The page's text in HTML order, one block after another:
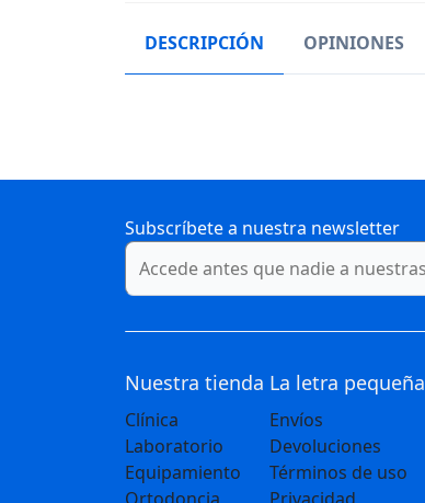
DESCRIPCIÓN OPINIONES
Subscríbete a nuestra newsletter
Nuestra tienda
Clínica
Laboratorio
Equipamiento
La letra pequeña
Envíos
Devoluciones
Términos de uso